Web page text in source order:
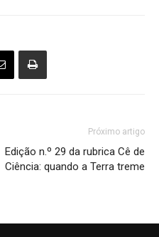
Próximo artigo
Edição n.º 29 da rubrica Cê de
Ciência: quando a Terra treme